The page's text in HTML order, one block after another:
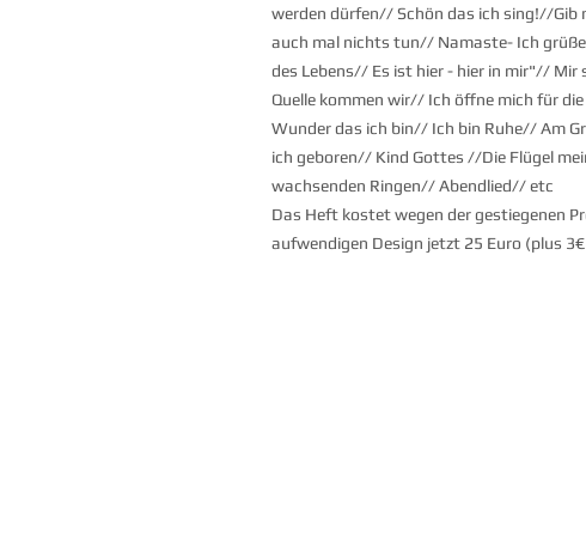
werden dürfen// Schön das ich sing!//
auch mal nichts tun// Namaste- Ich
des Lebens// Es ist hier - hier in mir"// Mir
Quelle kommen wir// Ich öffne mich für
Wunder das ich bin// Ich bin Ruhe// Am
ich geboren// Kind Gottes //Die Flügel
wachsenden Ringen// Abendlied// etc
Das Heft kostet wegen der gestiegenen
aufwendigen Design jetzt 25 Euro (plus